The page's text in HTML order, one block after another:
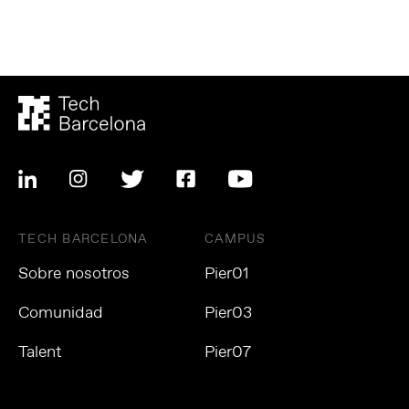
TECH BARCELONA
Sobre nosotros
Comunidad
Talent
CAMPUS
Pier01
Pier03
Pier07